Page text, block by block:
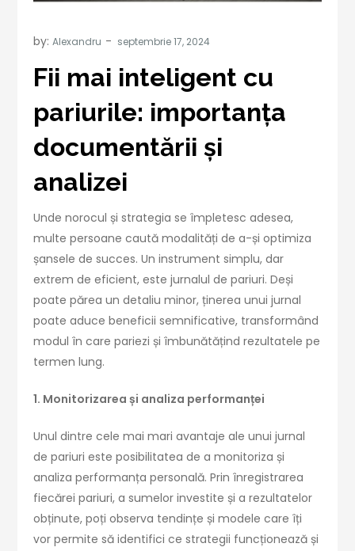
by:Alexandru
Fii mai inteligent cu
pariurile: importanța
documentării și
analizei
Unde norocul și strategia se împletesc adesea,
multe persoane caută modalități de a-și optimiza
șansele de succes. Un instrument simplu, dar
extrem de eficient, este jurnalul de pariuri. Deși
poate părea un detaliu minor, ținerea unui jurnal
poate aduce beneficii semnificative, transformând
modul în care pariezi și îmbunătățind rezultatele pe
termen lung.
1. Monitorizarea și analiza performanței
Unul dintre cele mai mari avantaje ale unui jurnal
de pariuri este posibilitatea de a monitoriza și
analiza performanța personală. Prin înregistrarea
fiecărei pariuri, a sumelor investite și a rezultatelor
obținute, poți observa tendințe și modele care îți
vor permite să identifici ce strategii funcționează și